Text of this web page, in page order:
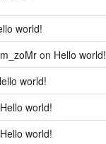
world!
on Hello world!
world!
Hello world!
Hello world!